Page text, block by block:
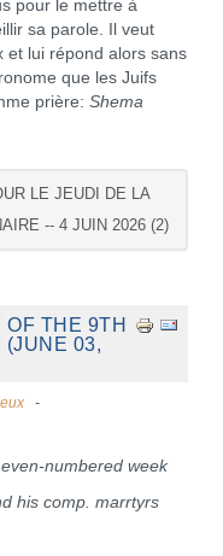
pour le mettre à
sa parole. Il veut
et lui répond alors sans
que les Juifs
prière: Shema
LE JEUDI DE LA
-- 4 JUIN 2026 (2)
OF THE 9TH
(JUNE 03,
numbered week
his comp. marrtyrs